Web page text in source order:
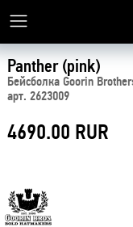
Panther (pink)
Бейсболка Goorin Brothers
арт. 2623009